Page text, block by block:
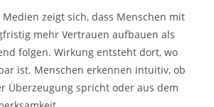
zeigt sich, dass Menschen mit
mehr Vertrauen aufbauen als
folgen. Wirkung entsteht dort, wo
ist. Menschen erkennen intuitiv, ob
Überzeugung spricht oder aus dem